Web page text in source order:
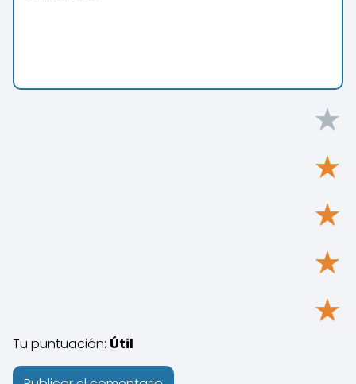
★
★
★
★
★
Tu puntuación: Útil